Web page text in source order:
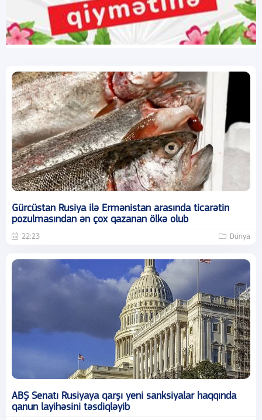
Gürcüstan Rusiya ilə Ermənistan arasında ticarətin
pozulmasından ən çox qazanan ölkə olub
22:23 Dünya
ABŞ Senatı Rusiyaya qarşı yeni sanksiyalar haqqında
qanun layihəsini təsdiqləyib